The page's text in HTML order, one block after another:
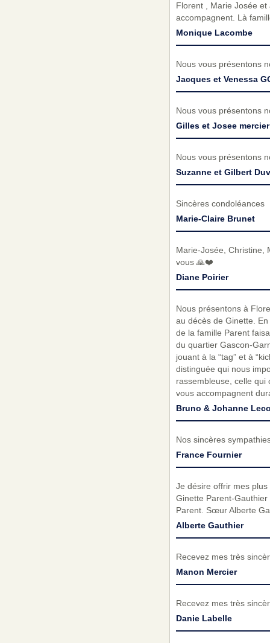
Florent , Marie Josée
accompagnent. Là
Monique Lacombe
Nous vous présentons
Jacques et Venessa
Nous vous présentons
Gilles et Josee mercier
Nous vous présentons
Suzanne et Gilbert
Sincères condoléances
Marie-Claire Brunet
Marie-Josée, Christine,
vous 🙏❤️
Diane Poirier
Nous présentons à
au décès de Ginette.
de la famille Parent
du quartier Gascon-
jouant à la “tag” et à
distinguée qui nous
rassembleuse, celle qui
vous accompagnent
Bruno & Johanne
Nos sincères
France Fournier
Je désire offrir mes
Ginette Parent-
Parent. Sœur Alberte
Alberte Gauthier
Recevez mes très
Manon Mercier
Recevez mes très
Danie Labelle